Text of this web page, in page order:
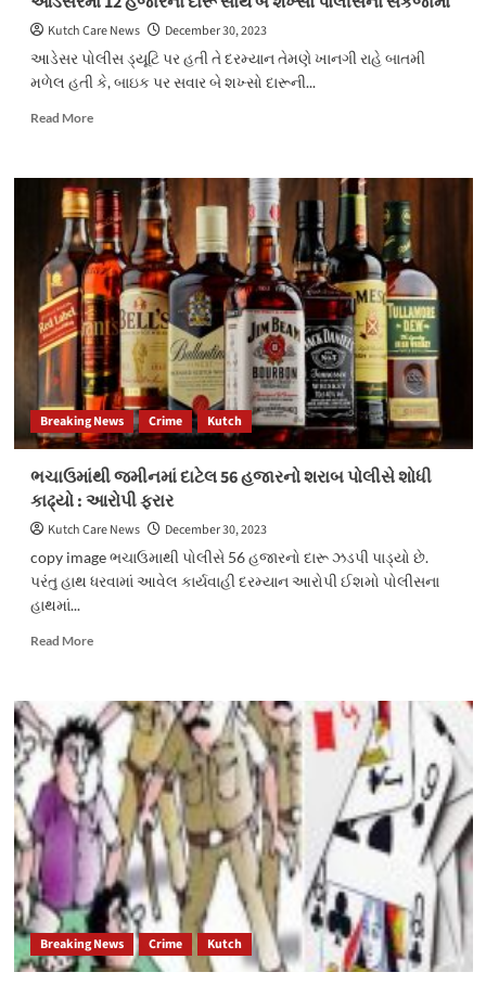
Kutch Care News
December 30, 2023
આડેસર પોલીસ ડ્યૂટિ પર હતી તે દરમ્યાન તેમણે ખાનગી રાહે બાતમી
મળેલ હતી કે, બાઇક પર સવાર બે શખ્સો દારૂની...
Read MoreRead
આડેસરમાં
12
હજારના
દારૂ
સાથે
બે
શખ્સો
પોલીસના
સકંજામાં
Breaking News Crime Kutch
ભચાઉમાંથી જમીનમાં દાટેલ 56 હજારનો શરાબ પોલીસે શોધી
કાઢ્યો : આરોપી ફરાર
Kutch Care News
December 30, 2023
copy image ભચાઉમાથી પોલીસે 56 હજારનો દારૂ ઝડપી પાડ્યો છે.
પરંતુ હાથ ધરવામાં આવેલ કાર્યવાહી દરમ્યાન આરોપી ઈશમો પોલીસના
હાથમાં...
Read MoreRead
ભચાઉમાંથી
જમીનમાં
દાટેલ
56
હજારનો
શરાબ
પોલીસે
શોધી
કાઢ્યો
:
આરોપી
ફરાર
Breaking News Crime Kutch